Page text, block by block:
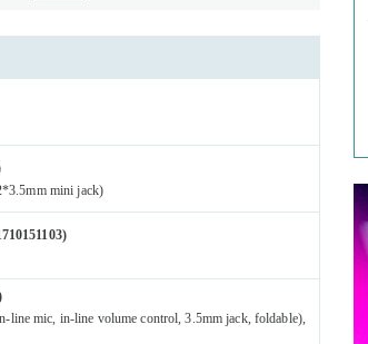
mini jack)
mic, in-line volume control, 3.5mm jack, foldable),